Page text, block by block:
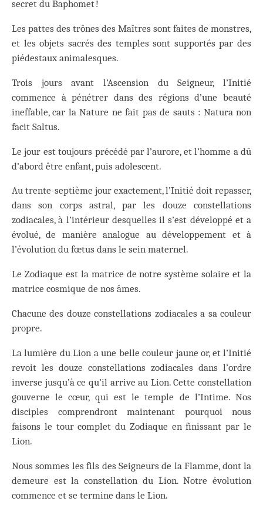
secret du Baphomet !
Les pattes des trônes des Maîtres sont faites de monstres,
et les objets sacrés des temples sont supportés par des
piédestaux animalesques.
Trois jours avant l’Ascension du Seigneur, l’Initié
commence à pénétrer dans des régions d’une beauté
ineffable, car la Nature ne fait pas de sauts : Natura non
facit Saltus.
Le jour est toujours précédé par l’aurore, et l’homme a dû
d’abord être enfant, puis adolescent.
Au trente-septième jour exactement, l’Initié doit repasser,
dans son corps astral, par les douze constellations
zodiacales, à l’intérieur desquelles il s’est développé et a
évolué, de manière analogue au développement et à
l’évolution du fœtus dans le sein maternel.
Le Zodiaque est la matrice de notre système solaire et la
matrice cosmique de nos âmes.
Chacune des douze constellations zodiacales a sa couleur
propre.
La lumière du Lion a une belle couleur jaune or, et l’Initié
revoit les douze constellations zodiacales dans l’ordre
inverse jusqu’à ce qu’il arrive au Lion. Cette constellation
gouverne le cœur, qui est le temple de l’Intime. Nos
disciples comprendront maintenant pourquoi nous
faisons le tour complet du Zodiaque en finissant par le
Lion.
Nous sommes les fils des Seigneurs de la Flamme, dont la
demeure est la constellation du Lion. Notre évolution
commence et se termine dans le Lion.